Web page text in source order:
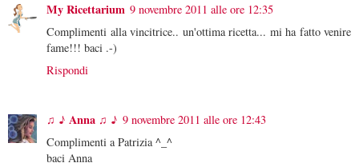
My Ricettarium 9 novembre 2011 alle ore 12:35
Complimenti alla vincitrice.. un'ottima ricetta... mi ha fatto venire
fame!!! baci .-)
Rispondi
♫ ♪ Anna ♫ ♪ 9 novembre 2011 alle ore 12:43
Complimenti a Patrizia ^_^
baci Anna